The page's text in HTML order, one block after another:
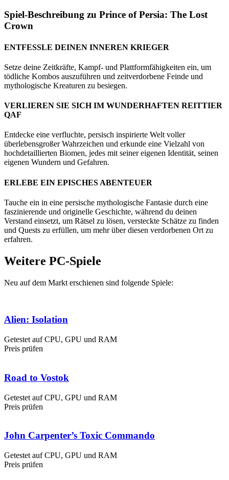
Spiel-Beschreibung zu Prince of Persia: The Lost
Crown
ENTFESSLE DEINEN INNEREN KRIEGER
Setze deine Zeitkräfte, Kampf- und Plattformfähigkeiten ein, um
tödliche Kombos auszuführen und zeitverdorbene Feinde und
mythologische Kreaturen zu besiegen.
VERLIEREN SIE SICH IM WUNDERHAFTEN REITTIER
QAF
Entdecke eine verfluchte, persisch inspirierte Welt voller
überlebensgroßer Wahrzeichen und erkunde eine Vielzahl von
hochdetaillierten Biomen, jedes mit seiner eigenen Identität, seinen
eigenen Wundern und Gefahren.
ERLEBE EIN EPISCHES ABENTEUER
Tauche ein in eine persische mythologische Fantasie durch eine
faszinierende und originelle Geschichte, während du deinen
Verstand einsetzt, um Rätsel zu lösen, versteckte Schätze zu finden
und Quests zu erfüllen, um mehr über diesen verdorbenen Ort zu
erfahren.
Weitere PC-Spiele
Neu auf dem Markt erschienen sind folgende Spiele:
Alien: Isolation
Getestet auf CPU, GPU und RAM
Preis prüfen
Road to Vostok
Getestet auf CPU, GPU und RAM
Preis prüfen
John Carpenter’s Toxic Commando
Getestet auf CPU, GPU und RAM
Preis prüfen